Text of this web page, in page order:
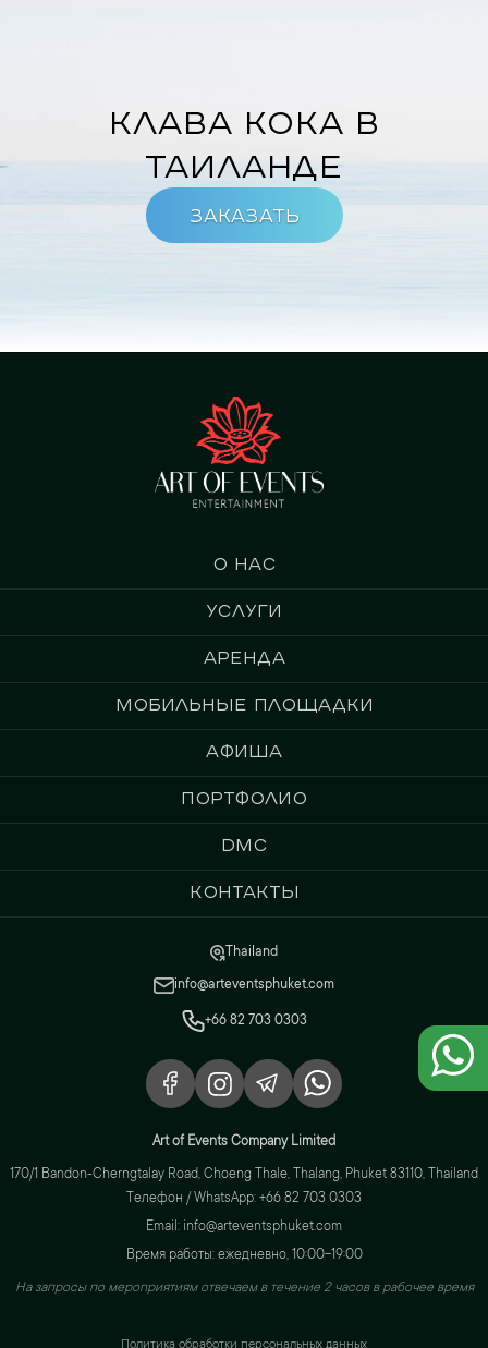
Клава Кока в
Таиланде
Заказать
О нас
Услуги
Аренда
Мобильные площадки
Афиша
Портфолио
DMC
Контакты
Thailand
info@arteventsphuket.com
+66 82 703 0303
Art of Events Company Limited
170/1 Bandon-Cherngtalay Road, Choeng Thale, Thalang, Phuket 83110, Thailand
Телефон / WhatsApp: +66 82 703 0303
Email: info@arteventsphuket.com
Время работы: ежедневно, 10:00–19:00
На запросы по мероприятиям отвечаем в течение 2 часов в рабочее время